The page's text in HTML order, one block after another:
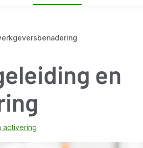
en
activering